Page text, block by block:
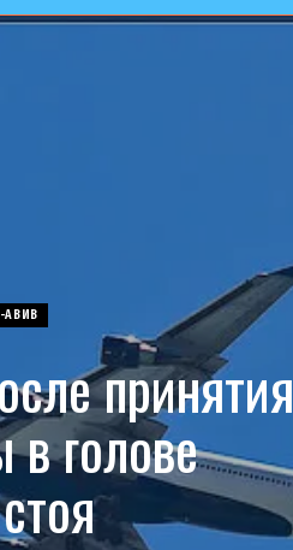
АВИВ
принятия
в голове